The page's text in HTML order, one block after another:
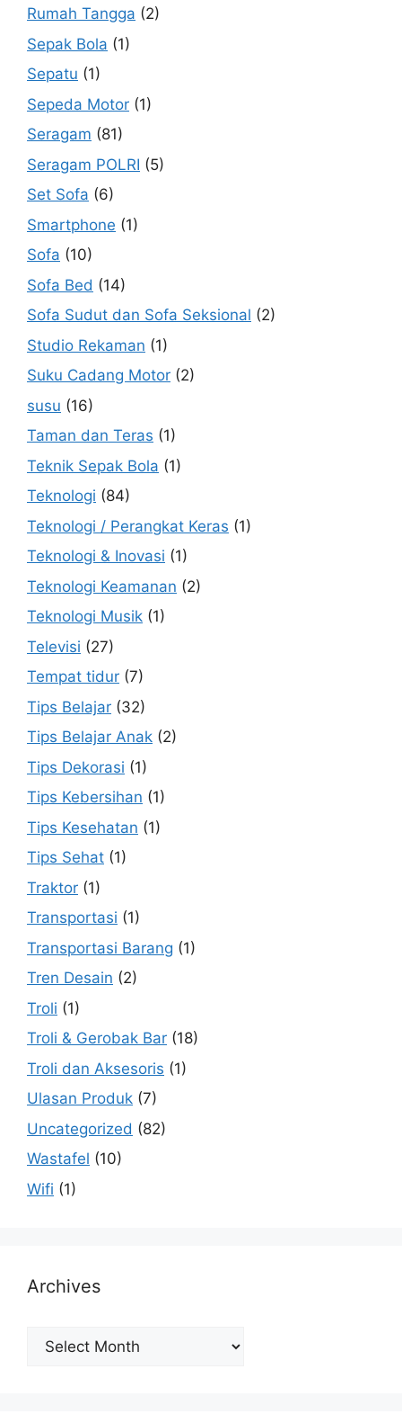
Rumah Tangga (2)
Sepak Bola (1)
Sepatu (1)
Sepeda Motor (1)
Seragam (81)
Seragam POLRI (5)
Set Sofa (6)
Smartphone (1)
Sofa (10)
Sofa Bed (14)
Sofa Sudut dan Sofa Seksional (2)
Studio Rekaman (1)
Suku Cadang Motor (2)
susu (16)
Taman dan Teras (1)
Teknik Sepak Bola (1)
Teknologi (84)
Teknologi / Perangkat Keras (1)
Teknologi & Inovasi (1)
Teknologi Keamanan (2)
Teknologi Musik (1)
Televisi (27)
Tempat tidur (7)
Tips Belajar (32)
Tips Belajar Anak (2)
Tips Dekorasi (1)
Tips Kebersihan (1)
Tips Kesehatan (1)
Tips Sehat (1)
Traktor (1)
Transportasi (1)
Transportasi Barang (1)
Tren Desain (2)
Troli (1)
Troli & Gerobak Bar (18)
Troli dan Aksesoris (1)
Ulasan Produk (7)
Uncategorized (82)
Wastafel (10)
Wifi (1)
Archives
Archives